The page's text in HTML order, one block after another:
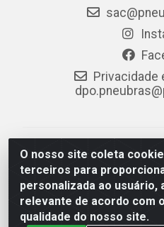
O nosso site coleta
terceiros para
personalizada ao usuário,
relevante de acordo com
qualidade do nosso site.
Privacidade
PneuBras - Rodovia BR-
Jaboatão dos Guararapes/
08.678.386/0001-05 -